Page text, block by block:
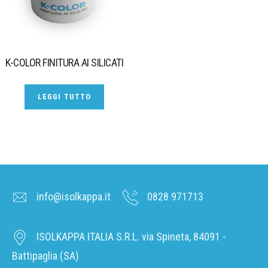
K-COLOR FINITURA AI SILICATI
LEGGI TUTTO
info@isolkappa.it 0828 971713
ISOLKAPPA ITALIA S.R.L. via Spineta, 84091 -
Battipaglia (SA)